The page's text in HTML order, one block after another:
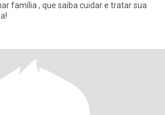
família , que saiba cuidar e tratar sua